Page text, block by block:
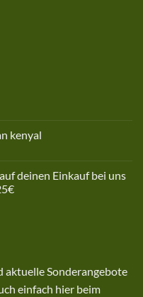
kenyal
deinen Einkauf bei uns
aktuelle Sonderangebote
einfach hier beim